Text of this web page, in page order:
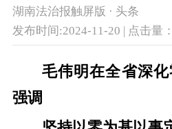
湖南法治报触屏版 · 头条
发布时间:2024-11-20 | 点击量
毛伟明在全省深
强调